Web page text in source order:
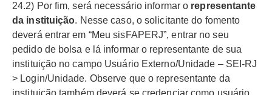
24.2) Por fim, será necessário informar o representante
da instituição. Nesse caso, o solicitante do fomento
deverá entrar em “Meu sisFAPERJ”, entrar no seu
pedido de bolsa e lá informar o representante de sua
instituição no campo Usuário Externo/Unidade – SEI-RJ
> Login/Unidade. Observe que o representante da
instituição também deverá se credenciar como usuário